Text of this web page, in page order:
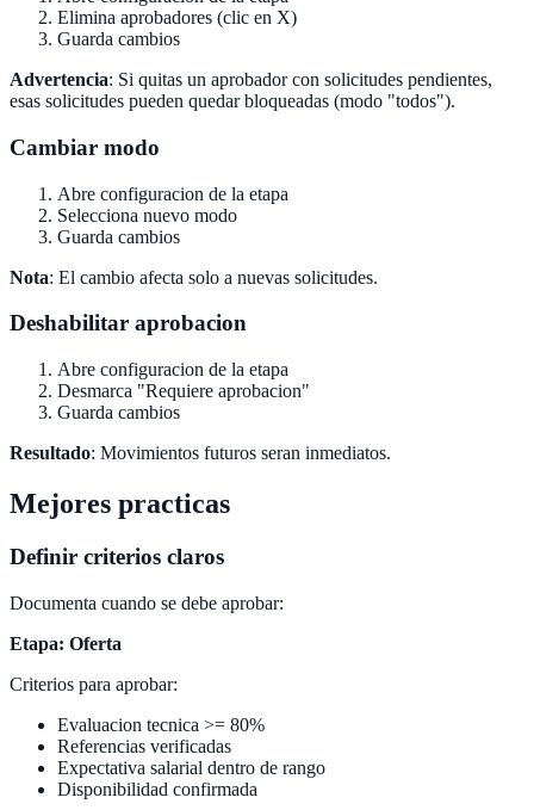
Elimina aprobadores (clic en X)
Guarda cambios
Advertencia: Si quitas un aprobador con solicitudes pendientes,
esas solicitudes pueden quedar bloqueadas (modo "todos").
Cambiar modo
Abre configuracion de la etapa
Selecciona nuevo modo
Guarda cambios
Nota: El cambio afecta solo a nuevas solicitudes.
Deshabilitar aprobacion
Abre configuracion de la etapa
Desmarca "Requiere aprobacion"
Guarda cambios
Resultado: Movimientos futuros seran inmediatos.
Mejores practicas
Definir criterios claros
Documenta cuando se debe aprobar:
Etapa: Oferta
Criterios para aprobar:
Evaluacion tecnica >= 80%
Referencias verificadas
Expectativa salarial dentro de rango
Disponibilidad confirmada